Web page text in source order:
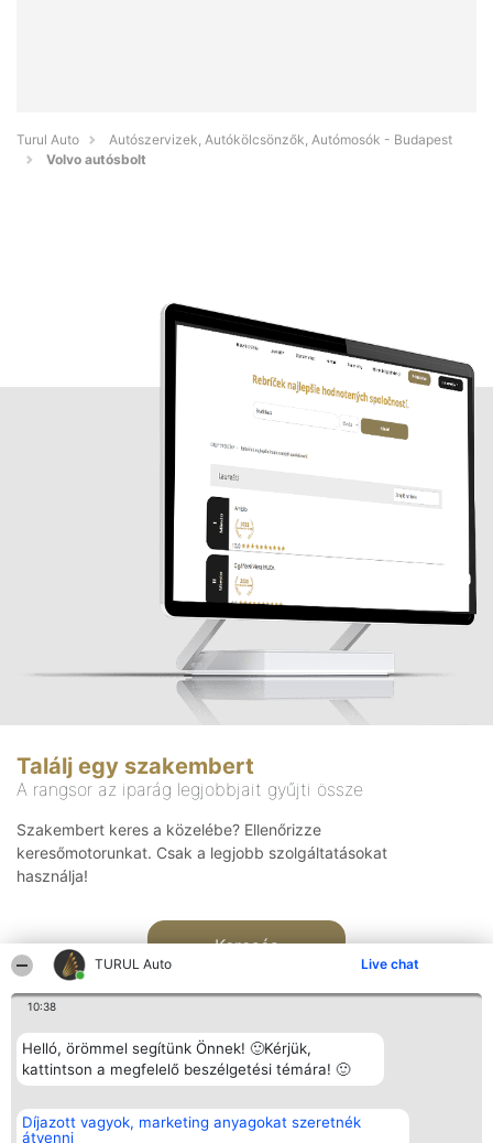
TURUL Auto Live chat
10:38
Helló, örömmel segítünk Önnek! 🙂Kérjük,
kattintson a megfelelő beszélgetési témára! 🙂
Díjazott vagyok, marketing anyagokat szeretnék
átvenni
Turul Auto
Autószervizek, Autókölcsönzők, Autómosók - Budapest
Volvo autósbolt
Találj egy szakembert
A rangsor az iparág legjobbjait gyűjti össze
Szakembert keres a közelébe? Ellenőrizze
keresőmotorunkat. Csak a legjobb szolgáltatásokat
használja!
Keresés
Rangsorszervező
SC Beautiful Company S.R.L.
Bulevardul Aleea Timișul De
Népszavazás
Nyertesek
Elérhetőség
Elérhetőség